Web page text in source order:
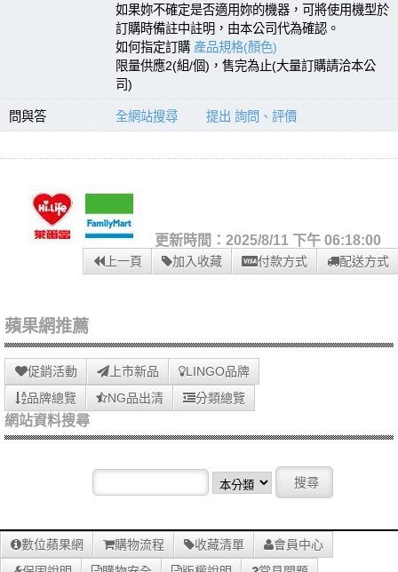
如果妳不確定是否適用妳的機器，可將使用機型於
訂購時備註中註明，由本公司代為確認。
如何指定訂購 產品規格(顏色)
限量供應2(組/個)，售完為止(大量訂購請洽本公
司)
問與答 全網站搜尋 提出 詢問、評價
更新時間：2025/8/11 下午 06:18:00
上一頁 加入收藏 付款方式 配送方式
蘋果網推薦
促銷活動 上市新品
LINGO品牌
品牌總覽
NG品出清 分類總覽
網站資料搜尋
數位蘋果網 購物流程 收藏清單
會員中心